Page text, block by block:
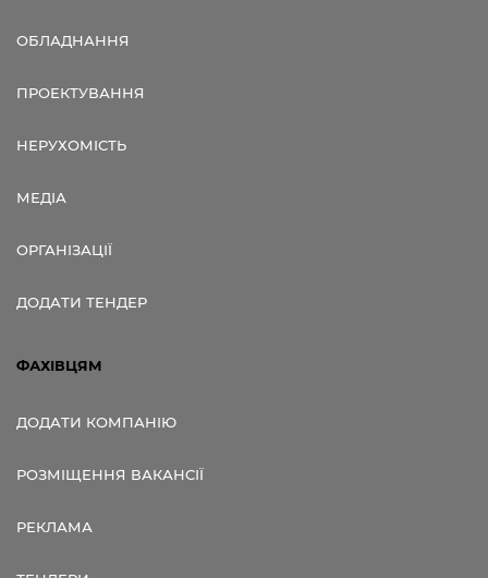
ОБЛАДНАННЯ
ПРОЕКТУВАННЯ
НЕРУХОМІСТЬ
МЕДІА
ОРГАНІЗАЦІЇ
ДОДАТИ ТЕНДЕР
ФАХІВЦЯМ
ДОДАТИ КОМПАНІЮ
РОЗМІЩЕННЯ ВАКАНСІЇ
РЕКЛАМА